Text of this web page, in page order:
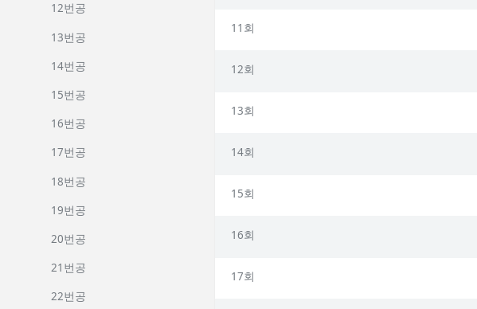
12번공
13번공
14번공
15번공
16번공
17번공
18번공
19번공
20번공
21번공
22번공
11회
12회
13회
14회
15회
16회
17회